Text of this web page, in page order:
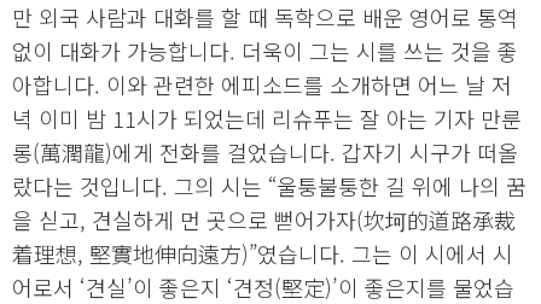
만 외국 사람과 대화를 할 때 독학으로 배운 영어로 통역
없이 대화가 가능합니다. 더욱이 그는 시를 쓰는 것을 좋
아합니다. 이와 관련한 에피소드를 소개하면 어느 날 저
녁 이미 밤 11시가 되었는데 리슈푸는 잘 아는 기자 만룬
롱(萬潤龍)에게 전화를 걸었습니다. 갑자기 시구가 떠올
랐다는 것입니다. 그의 시는 “울퉁불퉁한 길 위에 나의 꿈
을 싣고, 견실하게 먼 곳으로 뻗어가자(坎坷的道路承裁
着理想, 堅實地伸向遠方)”였습니다. 그는 이 시에서 시
어로서 ‘견실’이 좋은지 ‘견정(堅定)’이 좋은지를 물었습